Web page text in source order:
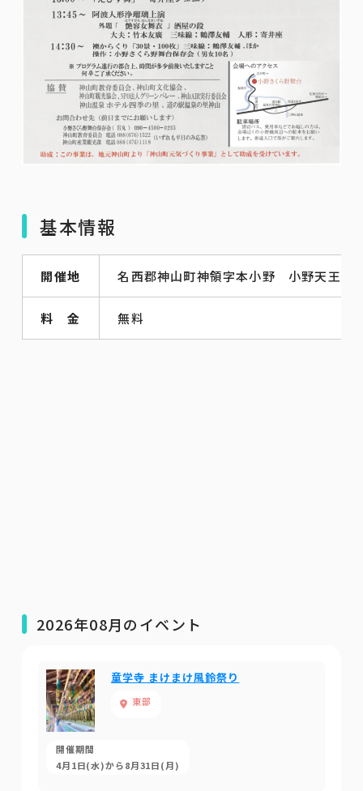
基本情報
開催地 名西郡神山町神領字本小野 小野天王神
料 金 無料
2026年08月のイベント
童学寺 まけまけ風鈴祭り
東部
開催期間
4月1日(水)から8月31日(月)